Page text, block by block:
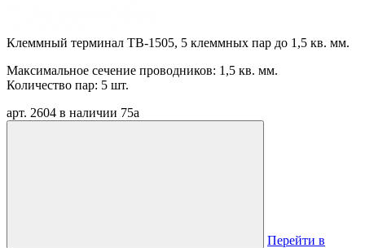
Клеммный терминал TB-1505, 5 клеммных пар до 1,5 кв. мм.
Максимальное сечение проводников: 1,5 кв. мм.
Количество пар: 5 шт.
арт. 2604 в наличии 75a
Перейти в